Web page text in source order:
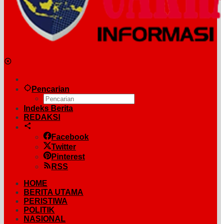
Pencarian
Indeks Berita
REDAKSI
Facebook
Twitter
Pinterest
RSS
HOME
BERITA UTAMA
PERISTIWA
POLITIK
NASIONAL